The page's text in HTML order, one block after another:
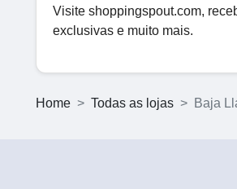
Visite shoppingspout.com,
exclusivas e muito mais.
Home Todas as lojas Baja